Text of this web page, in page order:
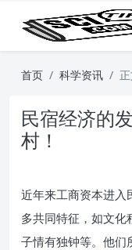
首页 科学资讯
民宿经济的
村！
近年来工商资本进入
多共同特征，如文化
子情有独钟等。他们